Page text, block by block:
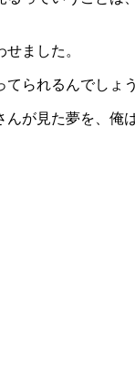
ました。
られるんでしょ
が見た夢を、